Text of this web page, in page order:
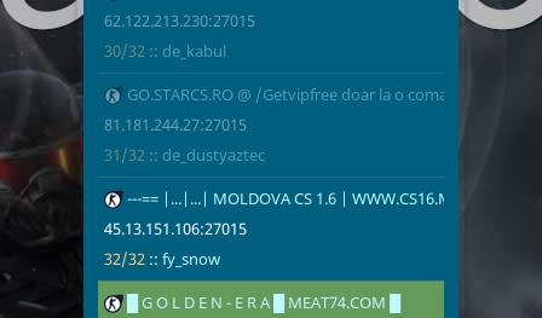
62.122.213.230:27015
30/32 :: de_kabul
9
GO.STARCS.RO @ /Getvipfree doar la o comanda
81.181.244.27:27015
31/32 :: de_dustyaztec
10 ---== |...|...| MOLDOVA CS 1.6 | WWW.CS16.ME PUBLIC
45.13.151.106:27015
32/32 :: fy_snow
11
█ G O L D E N - E R A █ MEAT74.COM █